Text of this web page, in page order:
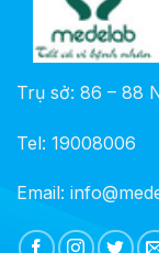
Trụ sở: 86 – 88
Tel: 19008006
Email: